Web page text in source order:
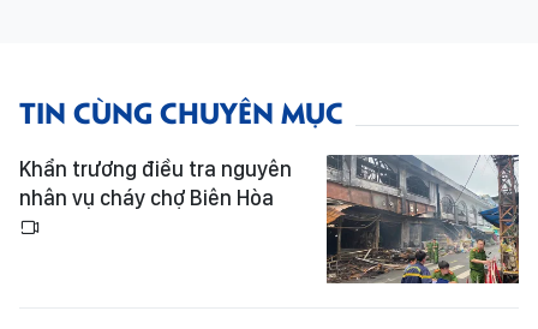
TIN CÙNG CHUYÊN MỤC
Khẩn trương điều tra nguyên
nhân vụ cháy chợ Biên Hòa